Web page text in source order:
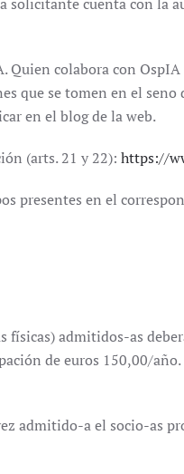
colabora con
que se tomen en el
en el blog de la web.
(arts. 21 y 22): https://
presentes en el
admitidos-as
de euros 150,00/
admitido-a el socio-as